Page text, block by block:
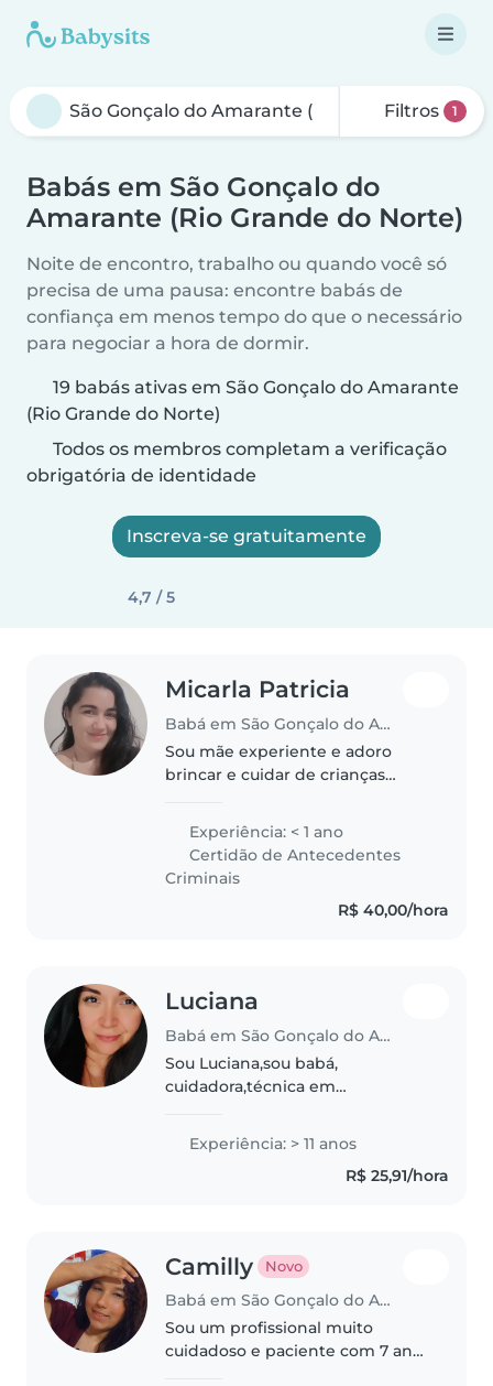
Filtros 1
Babás em São Gonçalo do
Amarante (Rio Grande do Norte)
Noite de encontro, trabalho ou quando você só
precisa de uma pausa: encontre babás de
confiança em menos tempo do que o necessário
para negociar a hora de dormir.
19 babás ativas em São Gonçalo do Amarante
(Rio Grande do Norte)
Todos os membros completam a verificação
obrigatória de identidade
Inscreva-se gratuitamente
4,7 / 5
Micarla Patricia
Babá em São Gonçalo do Amarante (Rio Grande do Norte)
Sou mãe experiente e adoro
brincar e cuidar de crianças
ler e inventar brincadeiras
criativas. Estou acostumada a
ajudar com tarefas escolares e
receitas..
Experiência: < 1 ano
Certidão de Antecedentes
Criminais
R$ 40,00/hora
Luciana
Babá em São Gonçalo do Amarante (Rio Grande do Norte)
Sou Luciana,sou babá,
cuidadora,técnica em
14 anos. Casada e serva do Deus
Experiência: > 11 anos
R$ 25,91/hora
Camilly Novo
Babá em São Gonçalo do Amarante (Rio Grande do Norte)
Sou um profissional muito
cuidadoso e paciente com 7 anos